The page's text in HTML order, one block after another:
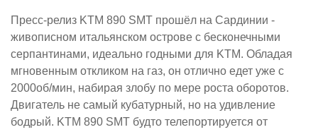
Пресс-релиз KTM 890 SMT прошёл на Сардинии -
живописном итальянском острове с бесконечными
серпантинами, идеально годными для KTM. Обладая
мгновенным откликом на газ, он отлично едет уже с
2000об/мин, набирая злобу по мере роста оборотов.
Двигатель не самый кубатурный, но на удивление
бодрый. KTM 890 SMT будто телепортируется от